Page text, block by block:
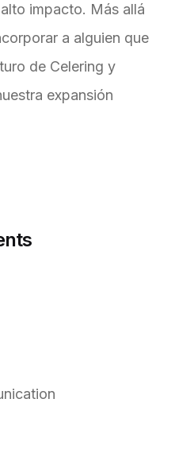
impacto. Más allá
a alguien que
de Celering y
expansión